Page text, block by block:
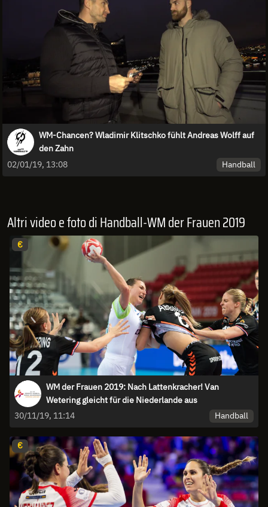
WM-Chancen? Wladimir Klitschko fühlt Andreas Wolff auf
den Zahn
02/01/19, 13:08
Handball
Altri video e foto di Handball-WM der Frauen 2019
€
WM der Frauen 2019: Nach Lattenkracher! Van
Wetering gleicht für die Niederlande aus
30/11/19, 11:14
Handball
€